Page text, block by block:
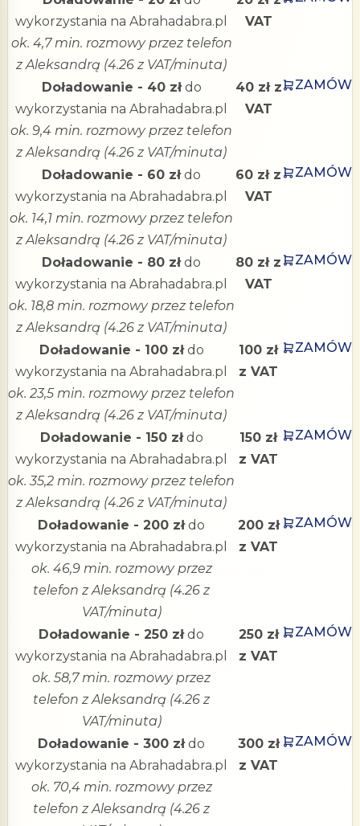
wykorzystania na Abrahadabra.pl
ok. 4,7 min. rozmowy przez telefon
z Aleksandrą (4.26 z VAT/minuta)
VAT
Doładowanie - 40 złdo
wykorzystania na Abrahadabra.pl
ok. 9,4 min. rozmowy przez telefon
z Aleksandrą (4.26 z VAT/minuta)
40 zł z
VAT
ZAMÓW
Doładowanie - 60 złdo
wykorzystania na Abrahadabra.pl
ok. 14,1 min. rozmowy przez telefon
z Aleksandrą (4.26 z VAT/minuta)
60 zł z
VAT
ZAMÓW
Doładowanie - 80 złdo
wykorzystania na Abrahadabra.pl
ok. 18,8 min. rozmowy przez telefon
z Aleksandrą (4.26 z VAT/minuta)
80 zł z
VAT
ZAMÓW
Doładowanie - 100 złdo
wykorzystania na Abrahadabra.pl
ok. 23,5 min. rozmowy przez telefon
z Aleksandrą (4.26 z VAT/minuta)
100 zł
z VAT
ZAMÓW
Doładowanie - 150 złdo
wykorzystania na Abrahadabra.pl
ok. 35,2 min. rozmowy przez telefon
z Aleksandrą (4.26 z VAT/minuta)
150 zł
z VAT
ZAMÓW
Doładowanie - 200 złdo
wykorzystania na Abrahadabra.pl
ok. 46,9 min. rozmowy przez
telefon z Aleksandrą (4.26 z
VAT/minuta)
200 zł
z VAT
ZAMÓW
Doładowanie - 250 złdo
wykorzystania na Abrahadabra.pl
ok. 58,7 min. rozmowy przez
telefon z Aleksandrą (4.26 z
VAT/minuta)
250 zł
z VAT
ZAMÓW
Doładowanie - 300 złdo
wykorzystania na Abrahadabra.pl
ok. 70,4 min. rozmowy przez
telefon z Aleksandrą (4.26 z
300 zł
z VAT
ZAMÓW